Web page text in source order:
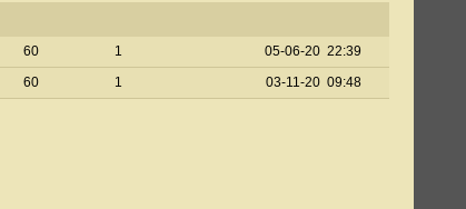
60 1
05-06-20 22:39
60 1 03-11-20 09:48